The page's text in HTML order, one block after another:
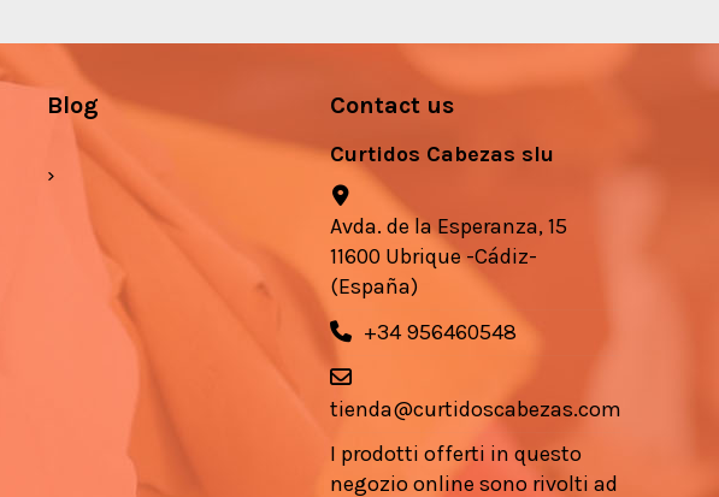
Blog Contact us
Curtidos Cabezas slu
Avda. de la Esperanza, 15
11600 Ubrique -Cádiz-
(España)
+34 956460548
tienda@curtidoscabezas.com
I prodotti offerti in questo
negozio online sono rivolti ad